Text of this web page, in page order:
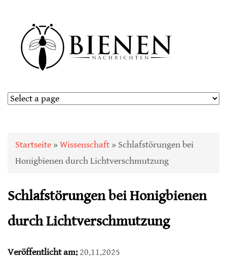
Sie sind hier
Startseite » Wissenschaft » Schlafstörungen bei
Honigbienen durch Lichtverschmutzung
Schlafstörungen bei Honigbienen
durch Lichtverschmutzung
Veröffentlicht am:20.11.2025